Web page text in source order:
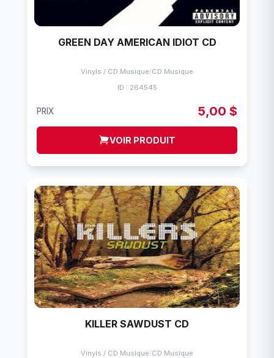
GREEN DAY AMERICAN IDIOT CD
Vinyls / CD Musique/CD Musique
ID : 264545
PRIX 5,00 $
VOIR PRODUIT
KILLER SAWDUST CD
Vinyls / CD Musique/CD Musique